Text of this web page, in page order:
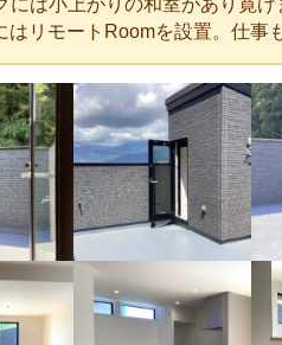
は小上がりの和室があり寛げ
はリモートRoomを設置。仕事